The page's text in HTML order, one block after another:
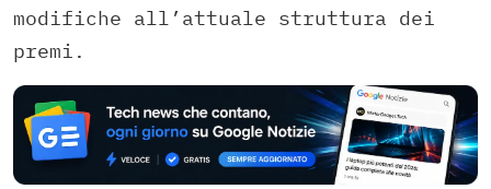
modifiche all’attuale struttura dei
premi.